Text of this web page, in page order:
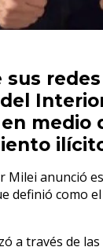
sus
medio
Milei anunció
definió como
a través de